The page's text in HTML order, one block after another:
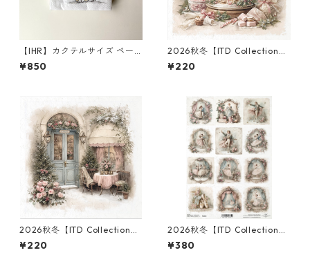
【IHR】カクテルサイズ ペー
パーナプキン EMOTION DOG
S ホワイト Anita Jeram 20枚
¥850
2026秋冬【ITD Collection】
ミニサイズ ライスペーパー RS
M3011 デコパージュ
¥220
2026秋冬【ITD Collection】
ミニサイズ ライスペーパー RS
M3006 デコパージュ
¥220
2026秋冬【ITD Collection】
A4サイズ ライスペーパー R28
83 デコパージュ
¥380